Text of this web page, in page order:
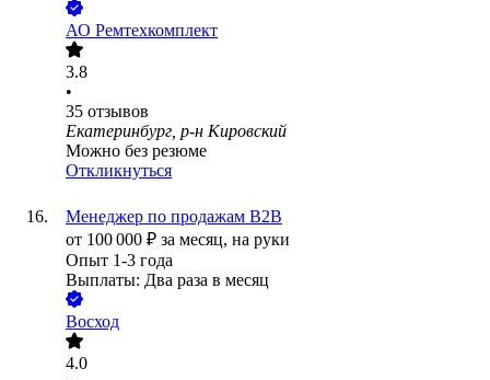
АО Ремтехкомплект
3.8
•
35 отзывов
Екатеринбург, р-н Кировский
Можно без резюме
Откликнуться
Менеджер по продажам В2В
от 100 000 ₽ за месяц, на руки
Опыт 1-3 года
Выплаты: Два раза в месяц
Восход
4.0